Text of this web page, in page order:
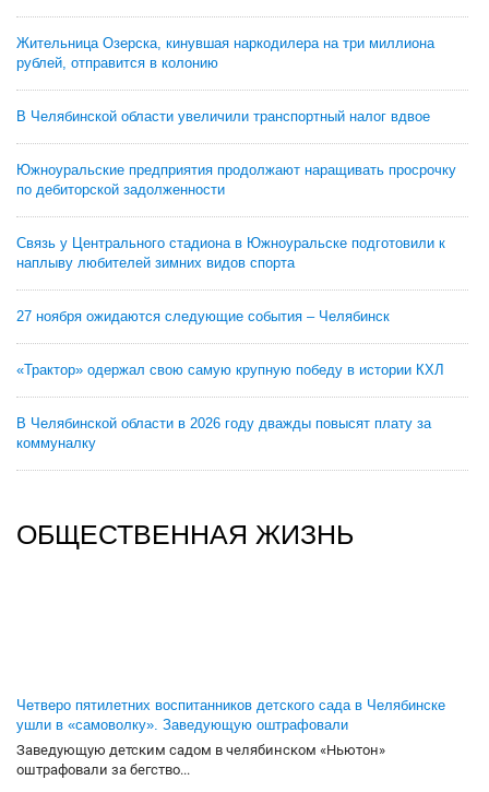
Жительница Озерска, кинувшая наркодилера на три миллиона
рублей, отправится в колонию
В Челябинской области увеличили транспортный налог вдвое
Южноуральские предприятия продолжают наращивать просрочку
по дебиторской задолженности
Связь у Центрального стадиона в Южноуральске подготовили к
наплыву любителей зимних видов спорта
27 ноября ожидаются следующие события – Челябинск
«Трактор» одержал свою самую крупную победу в истории КХЛ
В Челябинской области в 2026 году дважды повысят плату за
коммуналку
ОБЩЕСТВЕННАЯ ЖИЗНЬ
Четверо пятилетних воспитанников детского сада в Челябинске
ушли в «самоволку». Заведующую оштрафовали
Заведующую детским садом в челябинском «Ньютон»
оштрафовали за бегство...